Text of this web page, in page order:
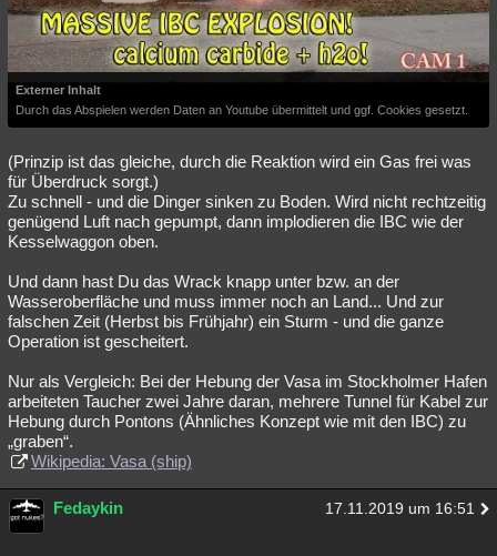
Externer Inhalt
Durch das Abspielen werden Daten an Youtube übermittelt und ggf. Cookies gesetzt.
(Prinzip ist das gleiche, durch die Reaktion wird ein Gas frei was
für Überdruck sorgt.)
Zu schnell - und die Dinger sinken zu Boden. Wird nicht rechtzeitig
genügend Luft nach gepumpt, dann implodieren die IBC wie der
Kesselwaggon oben.
Und dann hast Du das Wrack knapp unter bzw. an der
Wasseroberfläche und muss immer noch an Land... Und zur
falschen Zeit (Herbst bis Frühjahr) ein Sturm - und die ganze
Operation ist gescheitert.
Nur als Vergleich: Bei der Hebung der Vasa im Stockholmer Hafen
arbeiteten Taucher zwei Jahre daran, mehrere Tunnel für Kabel zur
Hebung durch Pontons (Ähnliches Konzept wie mit den IBC) zu
„graben“.
Wikipedia: Vasa (ship)
Fedaykin 17.11.2019 um 16:51